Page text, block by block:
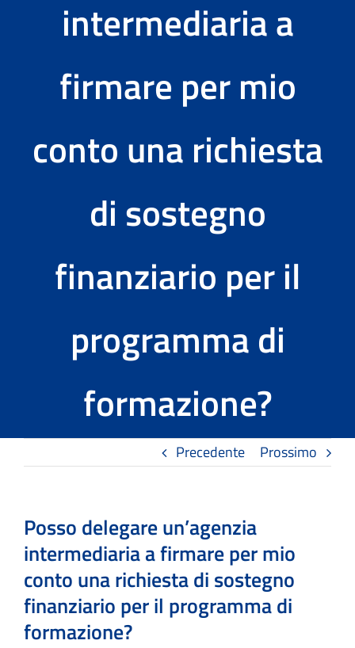
Il progetto EURES TMS
Contatti
intermediaria a
firmare per mio
conto una richiesta
di sostegno
finanziario per il
programma di
formazione?
Precedente Prossimo
Posso delegare un’agenzia
intermediaria a firmare per mio
conto una richiesta di sostegno
finanziario per il programma di
formazione?